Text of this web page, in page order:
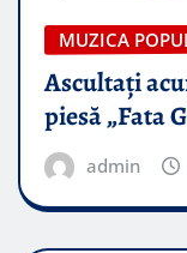
MUZICA
Ascultați
piesă „Fata
admin